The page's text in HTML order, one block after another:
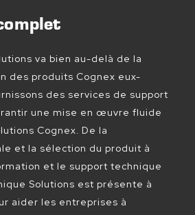
va bien au-delà de la
des produits Cognex eux-
des services de support
une mise en œuvre fluide
Cognex. De la
et la sélection du produit à
et le support technique
Solutions est présente à
aider les entreprises à